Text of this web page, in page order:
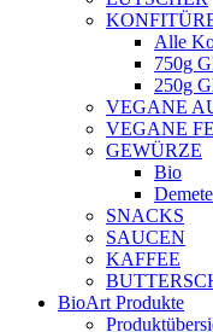
Alle
750g
250g
VEGANE
VEGANE
GEWÜRZE
Bio
SNACKS
SAUCEN
KAFFEE
BioArt Produkte